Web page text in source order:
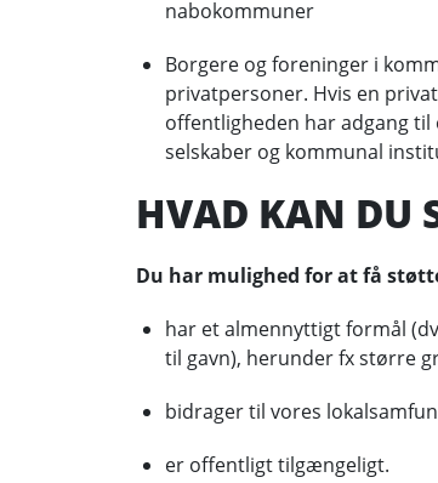
nabokommuner
Borgere og foreninger i
privatpersoner. Hvis en
offentligheden har adgang
selskaber og kommunal
HVAD KAN DU
Du har mulighed for at få
har et almennyttigt formål
til gavn), herunder fx større
bidrager til vores
er offentligt tilgængeligt.